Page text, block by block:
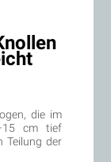
die im
cm tief
Teilung der